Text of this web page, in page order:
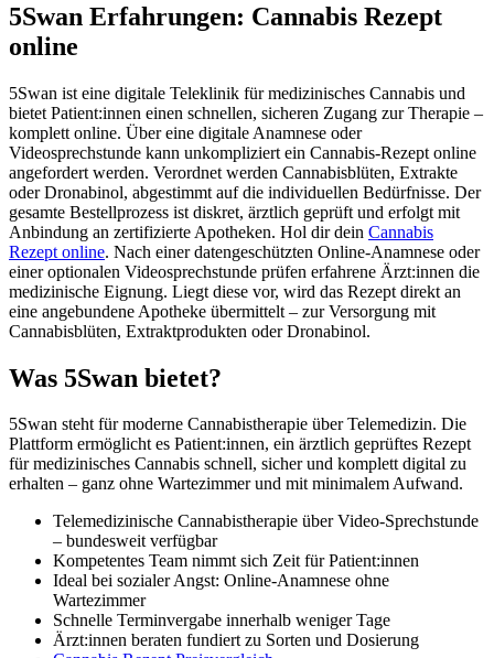
5Swan Erfahrungen: Cannabis Rezept
online
5Swan ist eine digitale Teleklinik für medizinisches Cannabis und
bietet Patient:innen einen schnellen, sicheren Zugang zur Therapie –
komplett online. Über eine digitale Anamnese oder
Videosprechstunde kann unkompliziert ein Cannabis-Rezept online
angefordert werden. Verordnet werden Cannabisblüten, Extrakte
oder Dronabinol, abgestimmt auf die individuellen Bedürfnisse. Der
gesamte Bestellprozess ist diskret, ärztlich geprüft und erfolgt mit
Anbindung an zertifizierte Apotheken. Hol dir dein Cannabis
Rezept online. Nach einer datengeschützten Online-Anamnese oder
einer optionalen Videosprechstunde prüfen erfahrene Ärzt:innen die
medizinische Eignung. Liegt diese vor, wird das Rezept direkt an
eine angebundene Apotheke übermittelt – zur Versorgung mit
Cannabisblüten, Extraktprodukten oder Dronabinol.
Was 5Swan bietet?
5Swan steht für moderne Cannabistherapie über Telemedizin. Die
Plattform ermöglicht es Patient:innen, ein ärztlich geprüftes Rezept
für medizinisches Cannabis schnell, sicher und komplett digital zu
erhalten – ganz ohne Wartezimmer und mit minimalem Aufwand.
Telemedizinische Cannabistherapie über Video-Sprechstunde
– bundesweit verfügbar
Kompetentes Team nimmt sich Zeit für Patient:innen
Ideal bei sozialer Angst: Online-Anamnese ohne
Wartezimmer
Schnelle Terminvergabe innerhalb weniger Tage
Ärzt:innen beraten fundiert zu Sorten und Dosierung